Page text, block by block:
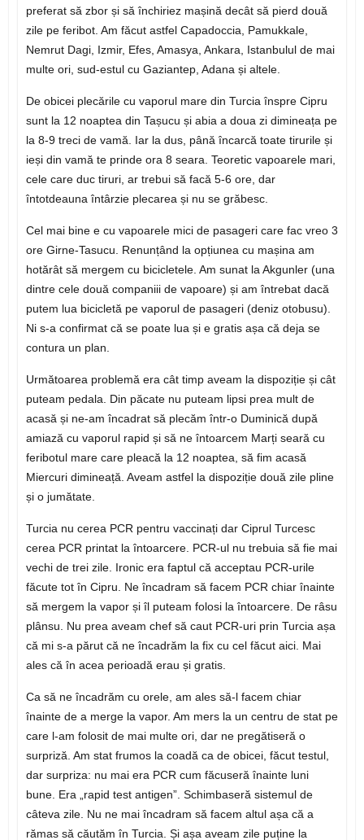
preferat să zbor și să închiriez mașină decât să pierd două
zile pe feribot. Am făcut astfel Capadoccia, Pamukkale,
Nemrut Dagi, Izmir, Efes, Amasya, Ankara, Istanbulul de mai
multe ori, sud-estul cu Gaziantep, Adana și altele.
De obicei plecările cu vaporul mare din Turcia înspre Cipru
sunt la 12 noaptea din Tașucu și abia a doua zi dimineața pe
la 8-9 treci de vamă. Iar la dus, până încarcă toate tirurile și
ieși din vamă te prinde ora 8 seara. Teoretic vapoarele mari,
cele care duc tiruri, ar trebui să facă 5-6 ore, dar
întotdeauna întârzie plecarea și nu se grăbesc.
Cel mai bine e cu vapoarele mici de pasageri care fac vreo 3
ore Girne-Tasucu. Renunțând la opțiunea cu mașina am
hotărât să mergem cu bicicletele. Am sunat la Akgunler (una
dintre cele două companiii de vapoare) și am întrebat dacă
putem lua bicicletă pe vaporul de pasageri (deniz otobusu).
Ni s-a confirmat că se poate lua și e gratis așa că deja se
contura un plan.
Următoarea problemă era cât timp aveam la dispoziție și cât
puteam pedala. Din păcate nu puteam lipsi prea mult de
acasă și ne-am încadrat să plecăm într-o Duminică după
amiază cu vaporul rapid și să ne întoarcem Marți seară cu
feribotul mare care pleacă la 12 noaptea, să fim acasă
Miercuri dimineață. Aveam astfel la dispoziție două zile pline
și o jumătate.
Turcia nu cerea PCR pentru vaccinați dar Ciprul Turcesc
cerea PCR printat la întoarcere. PCR-ul nu trebuia să fie mai
vechi de trei zile. Ironic era faptul că acceptau PCR-urile
făcute tot în Cipru. Ne încadram să facem PCR chiar înainte
să mergem la vapor și îl puteam folosi la întoarcere. De râsu
plânsu. Nu prea aveam chef să caut PCR-uri prin Turcia așa
că mi s-a părut că ne încadrăm la fix cu cel făcut aici. Mai
ales că în acea perioadă erau și gratis.
Ca să ne încadrăm cu orele, am ales să-l facem chiar
înainte de a merge la vapor. Am mers la un centru de stat pe
care l-am folosit de mai multe ori, dar ne pregătiseră o
surpriză. Am stat frumos la coadă ca de obicei, făcut testul,
dar surpriza: nu mai era PCR cum făcuseră înainte luni
bune. Era „rapid test antigen”. Schimbaseră sistemul de
câteva zile. Nu ne mai încadram să facem altul așa că a
rămas să căutăm în Turcia. Și așa aveam zile puține la